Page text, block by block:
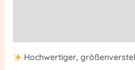
Hochwertiger,